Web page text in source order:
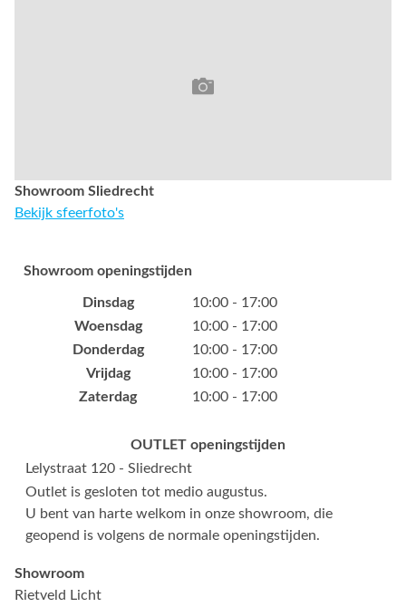
Showroom Sliedrecht
Bekijk sfeerfoto's
Showroom openingstijden
Dinsdag
10:00 - 17:00
Woensdag
10:00 - 17:00
Donderdag
10:00 - 17:00
Vrijdag
10:00 - 17:00
Zaterdag
10:00 - 17:00
OUTLET openingstijden
Lelystraat 120 - Sliedrecht
Outlet is gesloten tot medio augustus.
U bent van harte welkom in onze showroom, die
geopend is volgens de normale openingstijden.
Showroom
Rietveld Licht